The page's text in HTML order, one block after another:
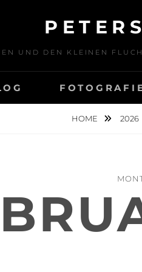
UND DEN KLEINEN
HOME 2026